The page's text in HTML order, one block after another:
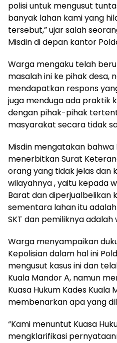
polisi untuk mengusut
banyak lahan kami yang
tersebut,” ujar salah
Misdin di depan kantor
Warga mengaku telah
masalah ini ke pihak desa,
mendapatkan respons
juga menduga ada praktik
dengan pihak-pihak
masyarakat secara tidak
Misdin mengatakan
menerbitkan Surat
orang yang tidak jelas dan
wilayahnya , yaitu kepada
Barat dan diperjualbelikan
sementara lahan itu
SKT dan pemiliknya
Warga menyampaikan
Kepolisian dalam hal ini
mengusut kasus ini dan
Kuala Mandor A, namun
Kuasa Hukum Kades Kuala
membenarkan apa yang
“Kami menuntut Kuasa
mengklarifikasi